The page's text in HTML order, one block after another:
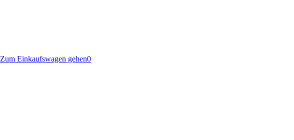
Zum Einkaufswagen gehen0